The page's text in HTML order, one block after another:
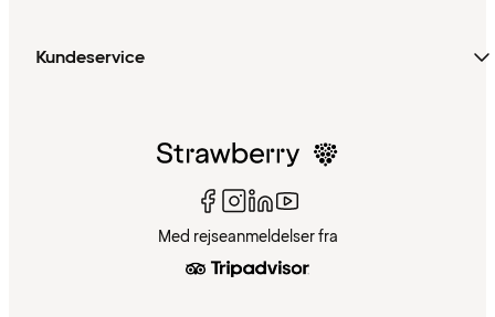
Kundeservice
Med rejseanmeldelser fra